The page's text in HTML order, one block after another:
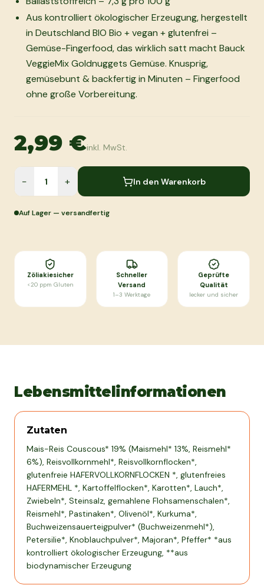
Aus kontrolliert ökologischer Erzeugung, hergestellt
in Deutschland BIO Bio + vegan + glutenfrei –
Gemüse-Fingerfood, das wirklich satt macht Bauck
VeggieMix Goldnuggets Gemüse. Knusprig,
gemüsebunt & backfertig in Minuten – Fingerfood
ohne große Vorbereitung.
2,99 €inkl. MwSt.
− + In den Warenkorb
Auf Lager — versandfertig
Zöliakiesicher
<20 ppm Gluten
Schneller
Versand
1–3 Werktage
Geprüfte
Qualität
lecker und sicher
Lebensmittelinformationen
Zutaten
Mais-Reis Couscous* 19% (Maismehl* 13%, Reismehl*
6%), Reisvollkornmehl*, Reisvollkornflocken*,
glutenfreie HAFERVOLLKORNFLOCKEN *, glutenfreies
HAFERMEHL *, Kartoffelflocken*, Karotten*, Lauch*,
Zwiebeln*, Steinsalz, gemahlene Flohsamenschalen*,
Reismehl*, Pastinaken*, Olivenöl*, Kurkuma*,
Buchweizensauerteigpulver* (Buchweizenmehl*),
Petersilie*, Knoblauchpulver*, Majoran*, Pfeffer* *aus
kontrolliert ökologischer Erzeugung, **aus
biodynamischer Erzeugung